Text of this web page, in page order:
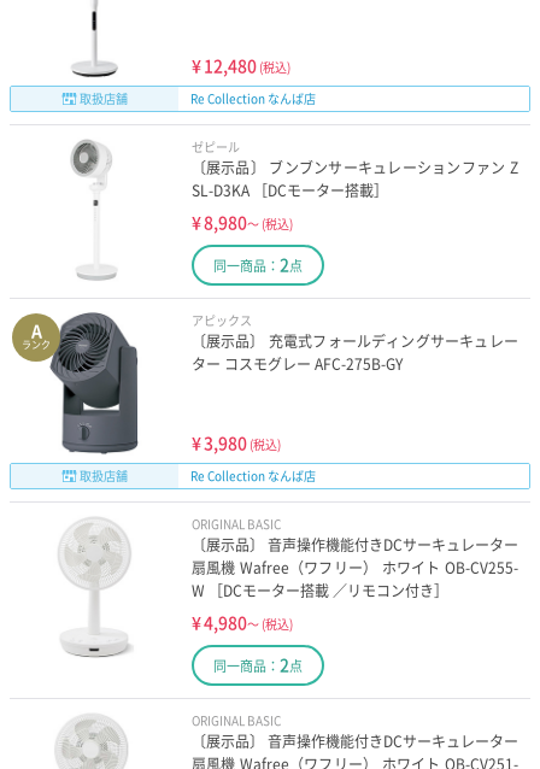
¥12,480 (税込)
取扱店舗
Re Collection なんば店
ゼピール
〔展示品〕 ブンブンサーキュレーションファン Z
SL-D3KA ［DCモーター搭載］
¥8,980～ (税込)
同一商品： 2点
A
ランク
アピックス
〔展示品〕 充電式フォールディングサーキュレー
ター コスモグレー AFC-275B-GY
¥3,980 (税込)
取扱店舗
Re Collection なんば店
ORIGINAL BASIC
〔展示品〕 音声操作機能付きDCサーキュレーター
扇風機 Wafree（ワフリー） ホワイト OB-CV255-
W ［DCモーター搭載 ／リモコン付き］
¥4,980～ (税込)
同一商品： 2点
ORIGINAL BASIC
〔展示品〕 音声操作機能付きDCサーキュレーター
扇風機 Wafree（ワフリー） ホワイト OB-CV251-